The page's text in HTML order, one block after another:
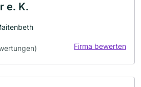
e. K.
Firma bewerten